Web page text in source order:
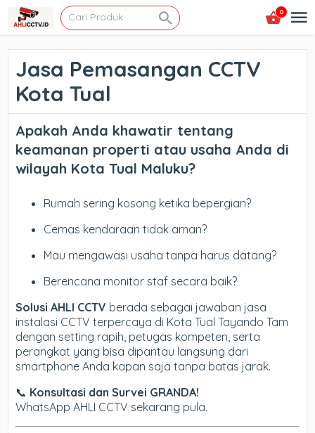
0
Jasa Pemasangan CCTV
Kota Tual
Apakah Anda khawatir tentang
keamanan properti atau usaha Anda di
wilayah Kota Tual Maluku?
Rumah sering kosong ketika bepergian?
Cemas kendaraan tidak aman?
Mau mengawasi usaha tanpa harus datang?
Berencana monitor staf secara baik?
Solusi AHLI CCTV berada sebagai jawaban jasa
instalasi CCTV terpercaya di Kota Tual Tayando Tam
dengan setting rapih, petugas kompeten, serta
perangkat yang bisa dipantau langsung dari
smartphone Anda kapan saja tanpa batas jarak.
📞 Konsultasi dan Survei GRANDA!
WhatsApp AHLI CCTV sekarang pula.